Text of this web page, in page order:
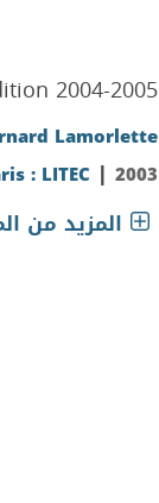
2004-2005
Lamorlette
: LITEC |2003
المزيد من